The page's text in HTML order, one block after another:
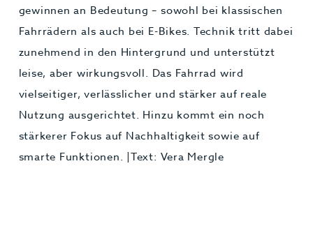
gewinnen an Bedeutung – sowohl bei klassischen
Fahrrädern als auch bei E-Bikes. Technik tritt dabei
zunehmend in den Hintergrund und unterstützt
leise, aber wirkungsvoll. Das Fahrrad wird
vielseitiger, verlässlicher und stärker auf reale
Nutzung ausgerichtet. Hinzu kommt ein noch
stärkerer Fokus auf Nachhaltigkeit sowie auf
smarte Funktionen. |Text: Vera Mergle